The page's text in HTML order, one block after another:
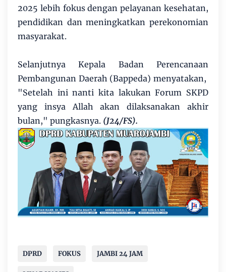
2025 lebih fokus dengan pelayanan kesehatan,
pendidikan dan meningkatkan perekonomian
masyarakat.
Selanjutnya Kepala Badan Perencanaan
Pembangunan Daerah (Bappeda) menyatakan,
"Setelah ini nanti kita lakukan Forum SKPD
yang insya Allah akan dilaksanakan akhir
bulan," pungkasnya. (J24/FS).
DPRD FOKUS JAMBI 24 JAM